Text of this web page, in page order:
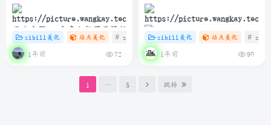
子比主题 – 文章归档页面模版
zibill美化 站点美化 # zibll # C # java
1年前 72
简洁而美丽：如何在博客中优
雅展示网易云热评
zibill美化 站点美化 #
1年前 90
1 … 5 跳转